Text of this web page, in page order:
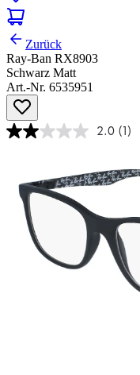
Zurück
Ray-Ban RX8903
Schwarz Matt
Art.-Nr. 6535951
2.0 (1)